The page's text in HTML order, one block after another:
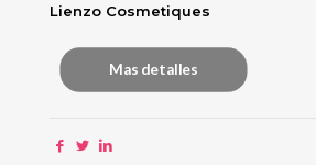
Lienzo Cosmetiques
Mas detalles